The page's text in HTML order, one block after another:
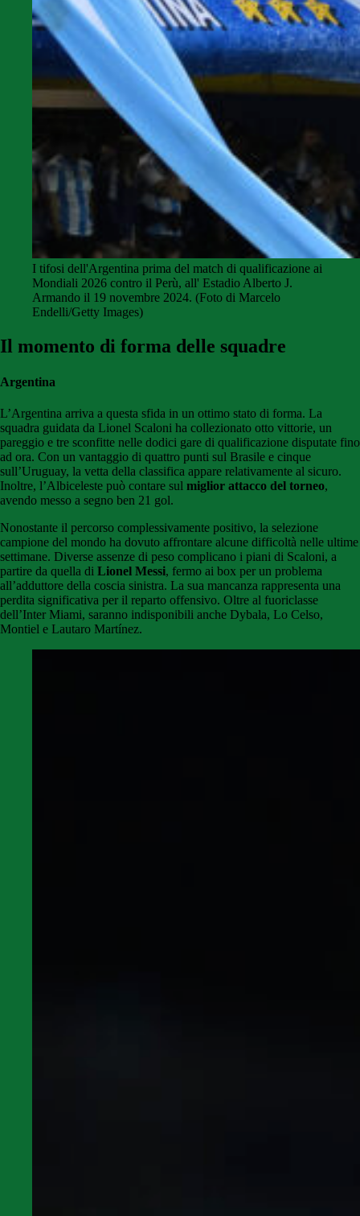
I tifosi dell'Argentina prima del match di qualificazione ai
Mondiali 2026 contro il Perù, all' Estadio Alberto J.
Armando il 19 novembre 2024. (Foto di Marcelo
Endelli/Getty Images)
Il momento di forma delle squadre
Argentina
L’Argentina arriva a questa sfida in un ottimo stato di forma. La
squadra guidata da Lionel Scaloni ha collezionato otto vittorie, un
pareggio e tre sconfitte nelle dodici gare di qualificazione disputate fino
ad ora. Con un vantaggio di quattro punti sul Brasile e cinque
sull’Uruguay, la vetta della classifica appare relativamente al sicuro.
Inoltre, l’Albiceleste può contare sul miglior attacco del torneo,
avendo messo a segno ben 21 gol.
Nonostante il percorso complessivamente positivo, la selezione
campione del mondo ha dovuto affrontare alcune difficoltà nelle ultime
settimane. Diverse assenze di peso complicano i piani di Scaloni, a
partire da quella di Lionel Messi, fermo ai box per un problema
all’adduttore della coscia sinistra. La sua mancanza rappresenta una
perdita significativa per il reparto offensivo. Oltre al fuoriclasse
dell’Inter Miami, saranno indisponibili anche Dybala, Lo Celso,
Montiel e Lautaro Martínez.